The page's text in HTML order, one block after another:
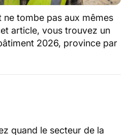
ne tombe pas aux mêmes
article, vous trouvez un
2026, province par
quand le secteur de la